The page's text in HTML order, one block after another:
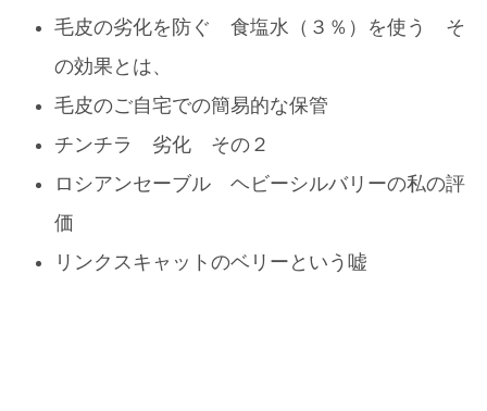
毛皮の劣化を防ぐ 食塩水（３％）を使う そ
の効果とは、
毛皮のご自宅での簡易的な保管
チンチラ 劣化 その２
ロシアンセーブル ヘビーシルバリーの私の評
価
リンクスキャットのベリーという嘘